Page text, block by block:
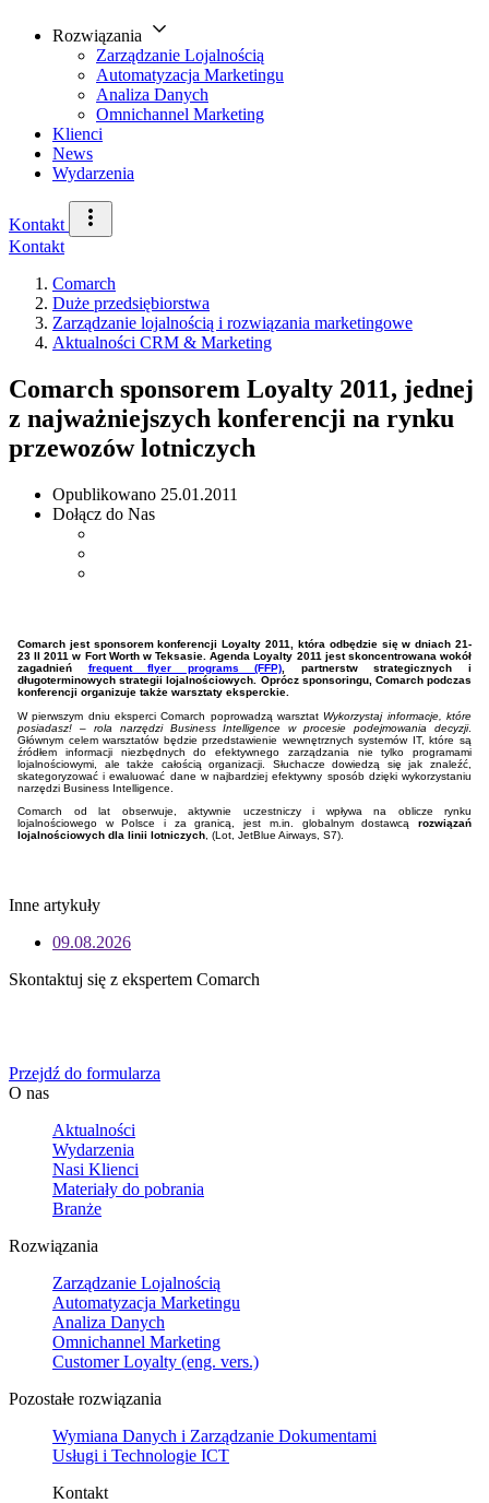
Rozwiązania
Zarządzanie Lojalnością
Automatyzacja Marketingu
Analiza Danych
Omnichannel Marketing
Klienci
News
Wydarzenia
Kontakt
Kontakt
Comarch
Duże przedsiębiorstwa
Zarządzanie lojalnością i rozwiązania marketingowe
Aktualności CRM & Marketing
Comarch sponsorem Loyalty 2011, jednej
z najważniejszych konferencji na rynku
przewozów lotniczych
Opublikowano 25.01.2011
Dołącz do Nas
Comarch jest sponsorem konferencji Loyalty 2011, która odbędzie się w dniach 21-
23 II 2011 w Fort Worth w Teksasie. Agenda Loyalty 2011 jest skoncentrowana wokół
zagadnień frequent flyer programs (FFP) , partnerstw strategicznych i
długoterminowych strategii lojalnościowych. Oprócz sponsoringu, Comarch podczas
konferencji organizuje także warsztaty eksperckie.
W pierwszym dniu eksperci Comarch poprowadzą warsztatWykorzystaj informacje, które
posiadasz! – rola narzędzi Business Intelligence w procesie podejmowania decyzji.
Głównym celem warsztatów będzie przedstawienie wewnętrznych systemów IT, które są
źródłem informacji niezbędnych do efektywnego zarządzania nie tylko programami
lojalnościowymi, ale także całością organizacji. Słuchacze dowiedzą się jak znaleźć,
skategoryzować i ewaluować dane w najbardziej efektywny sposób dzięki wykorzystaniu
narzędzi Business Intelligence.
Comarch od lat obserwuje, aktywnie uczestniczy i wpływa na oblicze rynku
lojalnościowego w Polsce i za granicą, jest m.in. globalnym dostawcą rozwiązań
lojalnościowych dla linii lotniczych , (Lot, JetBlue Airways, S7).
Inne artykuły
09.08.2026
Skontaktuj się z ekspertem Comarch
Przejdź do formularza
O nas
Aktualności
Wydarzenia
Nasi Klienci
Materiały do pobrania
Branże
Rozwiązania
Zarządzanie Lojalnością
Automatyzacja Marketingu
Analiza Danych
Omnichannel Marketing
Customer Loyalty (eng. vers.)
Pozostałe rozwiązania
Wymiana Danych i Zarządzanie Dokumentami
Usługi i Technologie ICT
Kontakt